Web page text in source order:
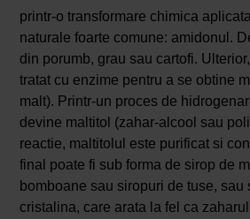
printr-o transformare chimica
naturale foarte comune: amidonul.
din porumb, grau sau cartofi.
tratat cu enzime pentru a se obtine
malt). Printr-un proces de
devine maltitol (zahar-alcool sau
reactie, maltitolul este purificat si
final poate fi sub forma de sirop de
bomboane sau siropuri de tuse, sau
cristalina, care arata la fel ca